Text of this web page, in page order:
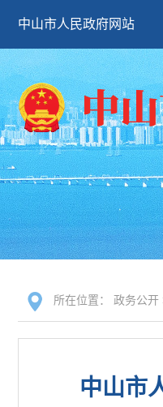
中山市人民政府网站
所在位置： 政务公开
中山市